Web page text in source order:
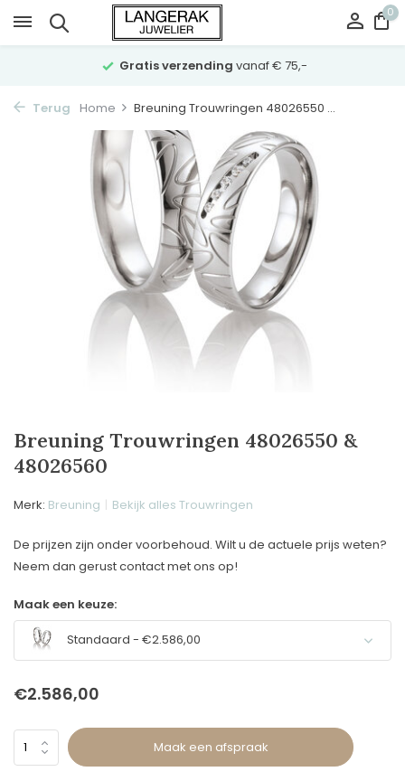
0
Gratis verzending vanaf € 75,-
Terug Home Breuning Trouwringen 48026550 ...
Breuning Trouwringen 48026550 &
48026560
Merk: Breuning Bekijk alles Trouwringen
De prijzen zijn onder voorbehoud. Wilt u de actuele prijs weten?
Neem dan gerust contact met ons op!
Maak een keuze:
Standaard - €2.586,00
€2.586,00
Maak een afspraak